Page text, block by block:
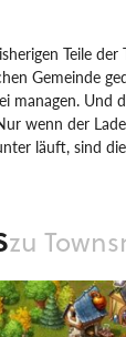
Teile der
Gemeinde
managen. Und
wenn der
läuft, sind
zu